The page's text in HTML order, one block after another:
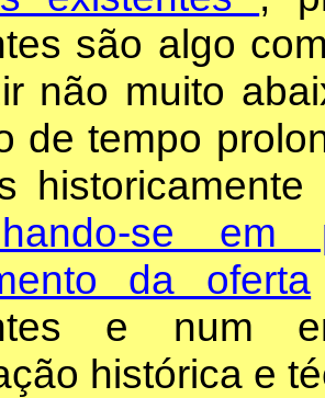
são algo
não muito
de tempo
se em
da oferta
e num
histórica e